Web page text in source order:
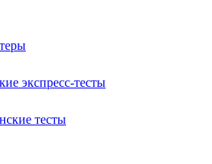
экспресс-тесты
тесты